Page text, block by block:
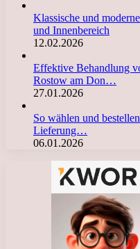
Klassische und
und Innenbereich
12.02.2026
Effektive Behandlung
Rostow am Don…
27.01.2026
So wählen und
Lieferung…
06.01.2026